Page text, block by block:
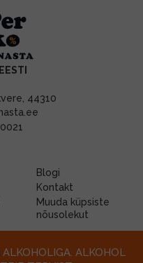
44310
Blogi
Kontakt
Muuda küpsiste
nõusolekut
ALKOHOL